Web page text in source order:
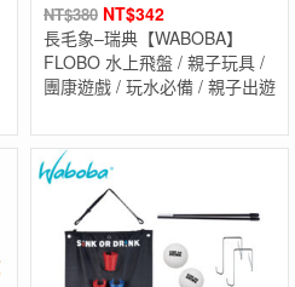
NT$380 NT$342
長毛象–瑞典【WABOBA】
FLOBO 水上飛盤 / 親子玩具 /
團康遊戲 / 玩水必備 / 親子出遊